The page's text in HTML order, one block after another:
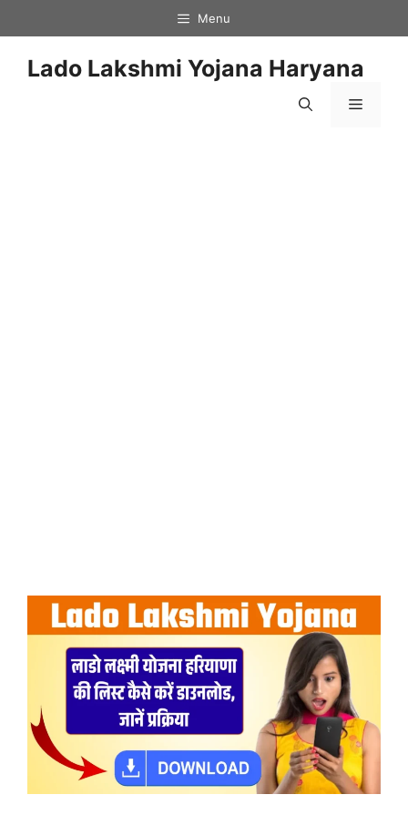
to
content
Menu
Lado Lakshmi Yojana Haryana
Menu